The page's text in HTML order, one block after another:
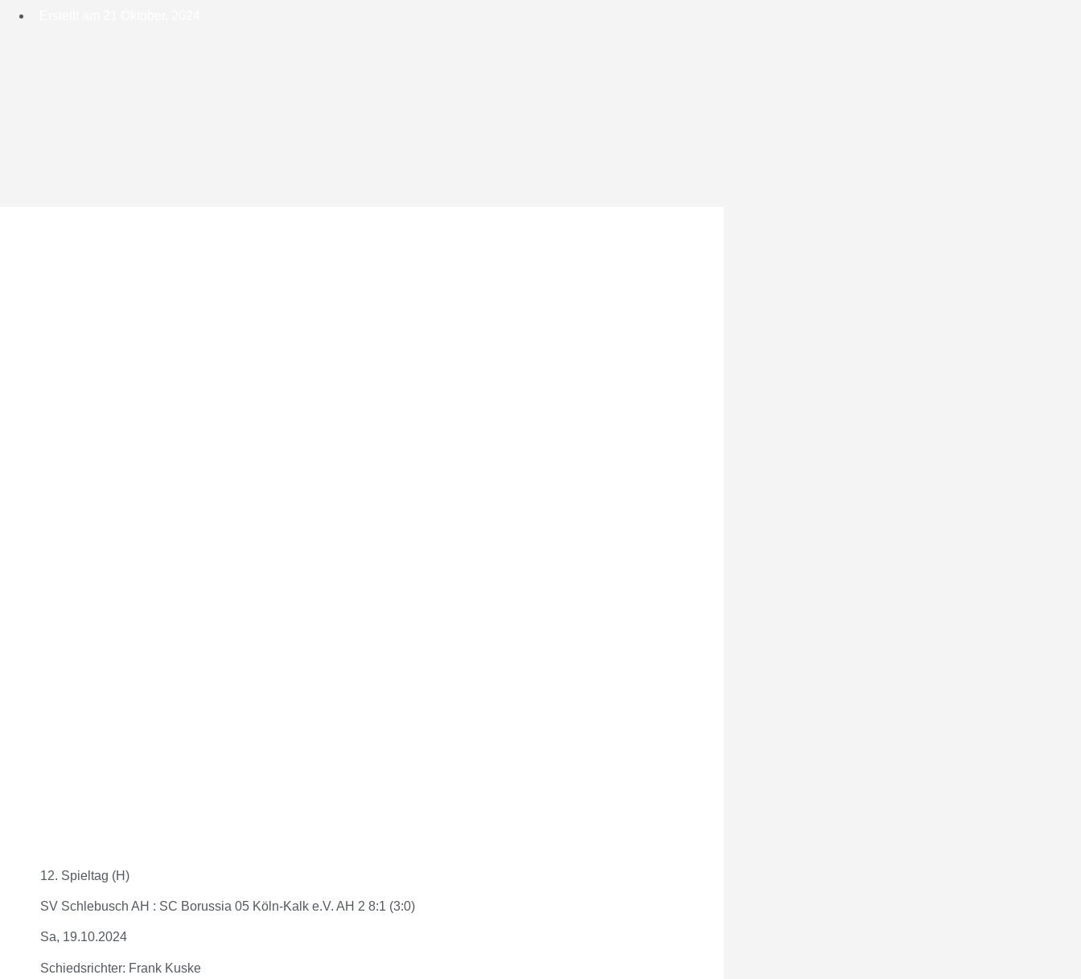
12. Spieltag (H)
SV Schlebusch AH : SC Borussia 05 Köln-Kalk e.V. AH 2 8:1 (3:0)
Sa, 19.10.2024
Schiedsrichter: Frank Kuske